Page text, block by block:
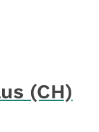
(CH)